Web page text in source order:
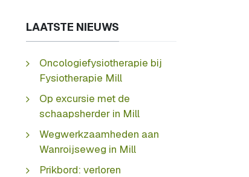
LAATSTE NIEUWS
Oncologiefysiotherapie bij
Fysiotherapie Mill
Op excursie met de
schaapsherder in Mill
Wegwerkzaamheden aan
Wanroijseweg in Mill
Prikbord: verloren